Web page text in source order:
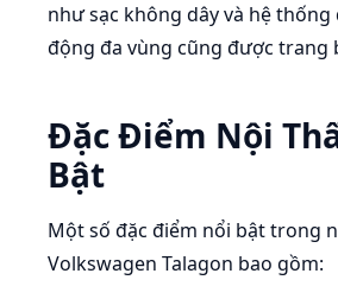
như sạc không dây và hệ
động đa vùng cũng được trang
Đặc Điểm Nội
Bật
Một số đặc điểm nổi bật trong
Volkswagen Talagon bao gồm: